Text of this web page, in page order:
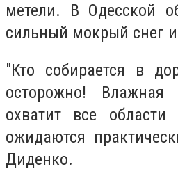
метели. В Одесской
сильный мокрый снег
"Кто собирается в
осторожно!
охватит все области
ожидаются
Диденко.